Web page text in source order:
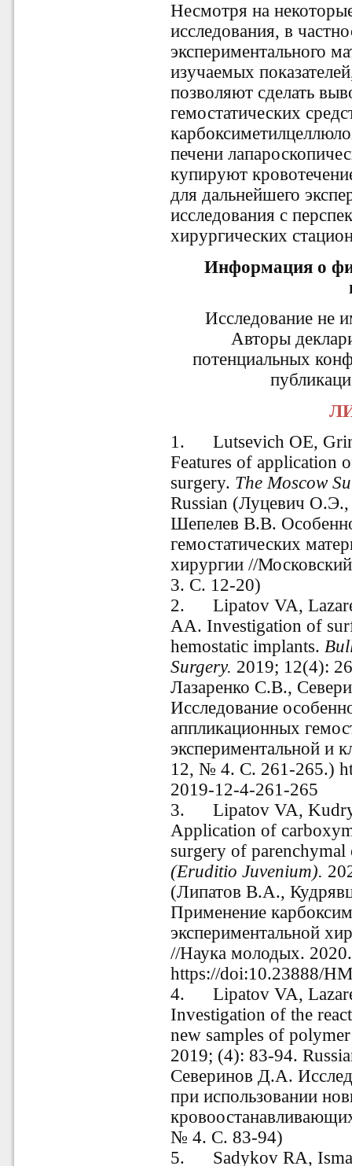
Несмотря на
исследования, в
экспериментального
изучаемых
позволяют сделать
гемостатических
печени
купируют
для дальнейшего
исследования с
хирургических
Информация о
Исследование не
Авторы
потенциальных
1.
Lutsevich OE,
Features of application
surgery. TheMoscow
Russian (Луцевич
Шепелев В.В.
гемостатических
хирургии //
3. С. 12-20)
2.
Lipatov VA,
AA. Investigation of
hemostatic implants.
Surgery. 2019; 12(4):
Лазаренко С.В.,
Исследование
аппликационных
экспериментальной и
12, № 4. С. 261-265.)
2019-12-4-261-265
3.
Lipatov VA,
Application of
surgery of
(Eruditio Juvenium).
(Липатов В.А.,
Применение
экспериментальной
//Наука молодых.
https://doi:10.23888/
4.
Lipatov VA,
Investigation of the
new samples of
2019; (4): 83-94.
Северинов Д.А.
при использовании
№ 4. С. 83-94)
5.
Sadykov RA,